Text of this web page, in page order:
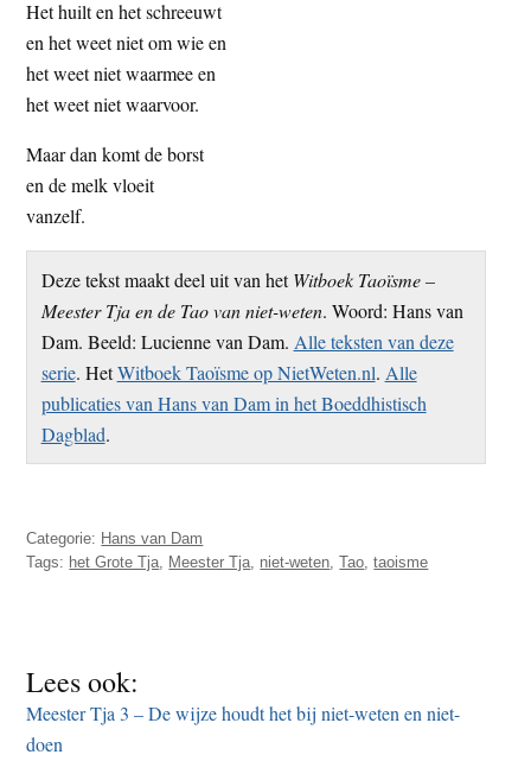
Het huilt en het schreeuwt
en het weet niet om wie en
het weet niet waarmee en
het weet niet waarvoor.
Maar dan komt de borst
en de melk vloeit
vanzelf.
Deze tekst maakt deel uit van hetWitboek Taoïsme –
Meester Tja en de Tao van niet-weten. Woord: Hans van
Dam. Beeld: Lucienne van Dam. Alle teksten van deze
serie. HetWitboek Taoïsme op NietWeten.nl. Alle
publicaties van Hans van Dam in het Boeddhistisch
Dagblad.
Categorie: Hans van Dam
Tags: het Grote Tja, Meester Tja, niet-weten,Tao,taoisme
Lees ook:
Meester Tja 3 – De wijze houdt het bij niet-weten en niet-
doen